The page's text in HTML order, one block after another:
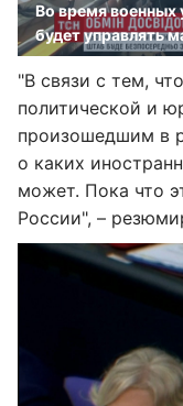
Во время военных
будет управлять
"В связи с тем,
политической и
произошедшим в
о каких
может. Пока что
России", –